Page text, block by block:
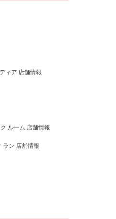
ィア 店舗情報
ルーム 店舗情報
ラン 店舗情報